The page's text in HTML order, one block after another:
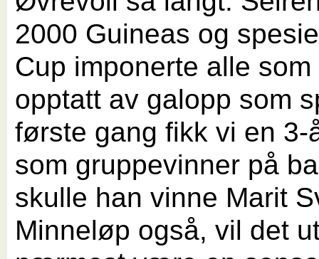
2000 Guineas og
Cup imponerte alle som
opptatt av galopp som
første gang fikk vi en 3-
som gruppevinner på
skulle han vinne Marit
Minneløp også, vil det